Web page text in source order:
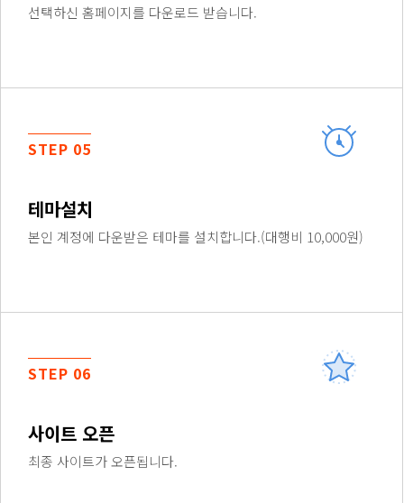
선택하신 홈페이지를 다운로드 받습니다.
STEP 05
테마설치
본인 계정에 다운받은 테마를 설치합니다.(대행비 10,000원)
STEP 06
사이트 오픈
최종 사이트가 오픈됩니다.